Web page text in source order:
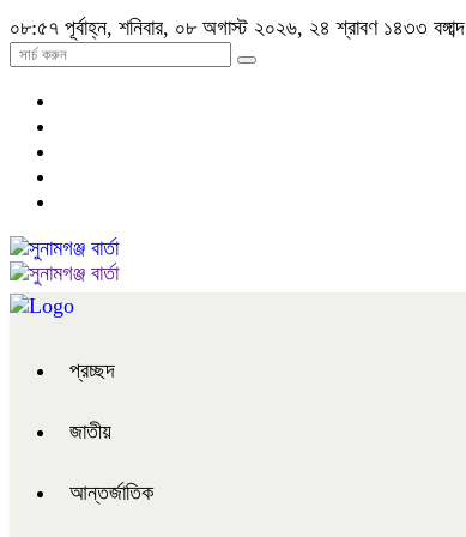
০৮:৫৭ পূর্বাহ্ন, শনিবার, ০৮ অগাস্ট ২০২৬, ২৪ শ্রাবণ ১৪৩৩ বঙ্গাব্দ
প্রচ্ছদ
জাতীয়
আন্তর্জাতিক